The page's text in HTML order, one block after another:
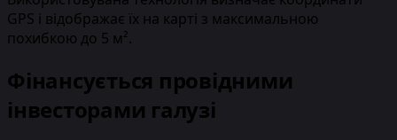
GPS і відображає їх на карті з максимальною
похибкою до 5 м².
Фінансується провідними
інвесторами галузі